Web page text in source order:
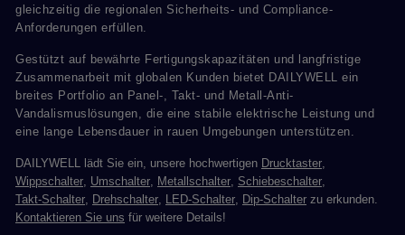
gleichzeitig die regionalen Sicherheits- und Compliance-
Anforderungen erfüllen.
Gestützt auf bewährte Fertigungskapazitäten und langfristige
Zusammenarbeit mit globalen Kunden bietet DAILYWELL ein
breites Portfolio an Panel-, Takt- und Metall-Anti-
Vandalismuslösungen, die eine stabile elektrische Leistung und
eine lange Lebensdauer in rauen Umgebungen unterstützen.
DAILYWELL lädt Sie ein, unsere hochwertigen Drucktaster,
Wippschalter, Umschalter, Metallschalter, Schiebeschalter,
Takt-Schalter, Drehschalter, LED-Schalter, Dip-Schalter zu erkunden.
Kontaktieren Sie uns für weitere Details!